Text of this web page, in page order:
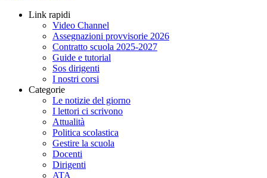
Link rapidi
Video Channel
Assegnazioni provvisorie 2026
Contratto scuola 2025-2027
Guide e tutorial
Sos dirigenti
I nostri corsi
Categorie
Le notizie del giorno
I lettori ci scrivono
Attualità
Politica scolastica
Gestire la scuola
Docenti
Dirigenti
ATA